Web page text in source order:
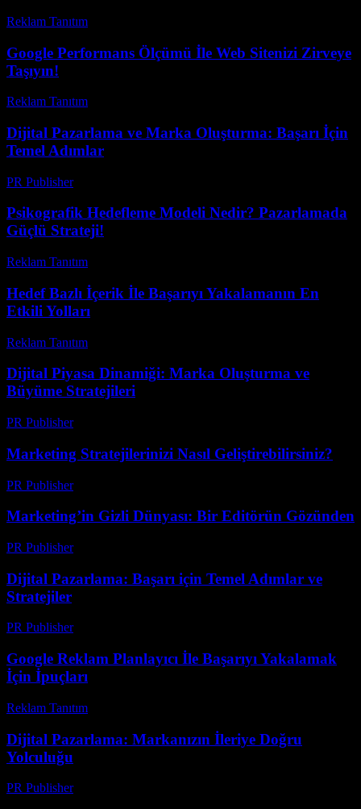
Reklam Tanıtım
Google Performans Ölçümü İle Web Sitenizi Zirveye
Taşıyın!
Reklam Tanıtım
Dijital Pazarlama ve Marka Oluşturma: Başarı İçin
Temel Adımlar
PR Publisher-
Psikografik Hedefleme Modeli Nedir? Pazarlamada
Güçlü Strateji!
Reklam Tanıtım
Hedef Bazlı İçerik İle Başarıyı Yakalamanın En
Etkili Yolları
Reklam Tanıtım
Dijital Piyasa Dinamiği: Marka Oluşturma ve
Büyüme Stratejileri
PR Publisher-
Marketing Stratejilerinizi Nasıl Geliştirebilirsiniz?
PR Publisher-
Marketing’in Gizli Dünyası: Bir Editörün Gözünden
PR Publisher-
Dijital Pazarlama: Başarı için Temel Adımlar ve
Stratejiler
PR Publisher-
Google Reklam Planlayıcı İle Başarıyı Yakalamak
İçin İpuçları
Reklam Tanıtım
Dijital Pazarlama: Markanızın İleriye Doğru
Yolculuğu
PR Publisher-